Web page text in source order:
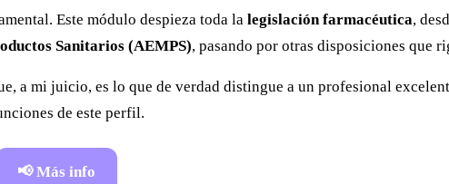
Este módulo despieza toda la legislación farmacéutica,
Sanitarios (AEMPS), pasando por otras disposiciones que
a mi juicio, es lo que de verdad distingue a un profesional
de este perfil.
📢 Más info